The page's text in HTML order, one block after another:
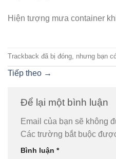
Hiện tượng mưa container
Trackback đã bị đóng, nhưng bạn
Tiếp theo →
Để lại một bình luận
Email của bạn sẽ không
Các trường bắt buộc
Bình luận *